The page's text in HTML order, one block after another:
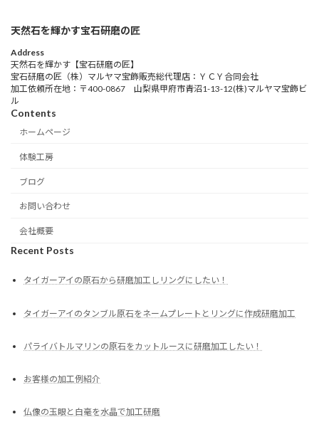
天然石を輝かす宝石研磨の匠
Address
天然石を輝かす【宝石研磨の匠】
宝石研磨の匠（株）マルヤマ宝飾販売総代理店：ＹＣＹ合同会社
加工依頼所在地：〒400-0867 山梨県甲府市青沼1-13-12(株)マルヤマ宝飾ビ
ル
Contents
ホームページ
体験工房
ブログ
お問い合わせ
会社概要
Recent Posts
タイガーアイの原石から研磨加工しリングにしたい！
タイガーアイのタンブル原石をネームプレートとリングに作成研磨加工
パライバトルマリンの原石をカットルースに研磨加工したい！
お客様の加工例紹介
仏像の玉眼と白毫を水晶で加工研磨